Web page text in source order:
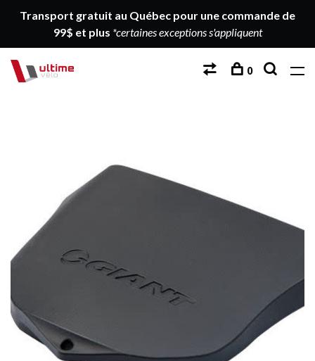
Transport gratuit au Québec pour une commande de
99$ et plus *certaines exceptions s'appliquent
0